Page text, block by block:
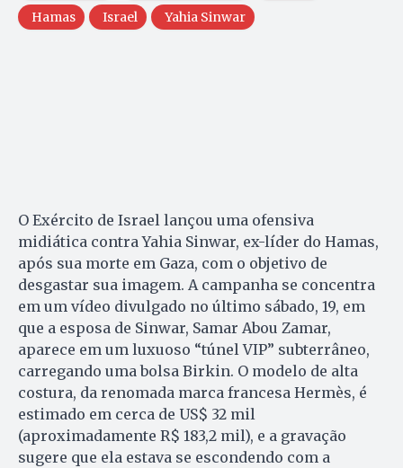
Hamas
Israel Yahia Sinwar
O Exército de Israel lançou uma ofensiva
midiática contra Yahia Sinwar, ex-líder do Hamas,
após sua morte em Gaza, com o objetivo de
desgastar sua imagem. A campanha se concentra
em um vídeo divulgado no último sábado, 19, em
que a esposa de Sinwar, Samar Abou Zamar,
aparece em um luxuoso “túnel VIP” subterrâneo,
carregando uma bolsa Birkin. O modelo de alta
costura, da renomada marca francesa Hermès, é
estimado em cerca de US$ 32 mil
(aproximadamente R$ 183,2 mil), e a gravação
sugere que ela estava se escondendo com a